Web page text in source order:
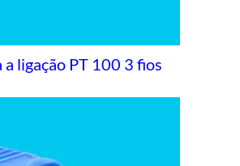
ligação PT 100 3 fios